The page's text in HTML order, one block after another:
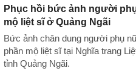
Phục hồi bức ảnh người
mộ liệt sĩ ở Quảng Ngãi
Bức ảnh chân dung người phụ
phần mộ liệt sĩ tại Nghĩa trang
tỉnh Quảng Ngãi.